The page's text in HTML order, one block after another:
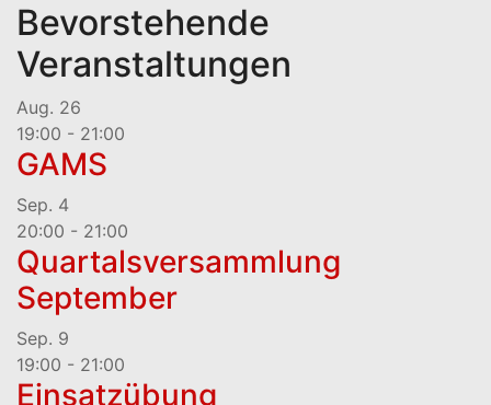
Bevorstehende
Veranstaltungen
Aug. 26
19:00 - 21:00
GAMS
Sep. 4
20:00 - 21:00
Quartalsversammlung
September
Sep. 9
19:00 - 21:00
Einsatzübung